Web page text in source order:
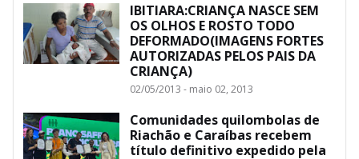
IBITIARA:CRIANÇA NASCE SEM
OS OLHOS E ROSTO TODO
DEFORMADO(IMAGENS FORTES
AUTORIZADAS PELOS PAIS DA
CRIANÇA)
02/05/2013 - maio 02, 2013
Comunidades quilombolas de
Riachão e Caraíbas recebem
título definitivo expedido pela